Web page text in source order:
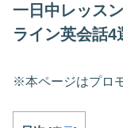
一日中レッス
ライン英会話4
※本ページはプロ